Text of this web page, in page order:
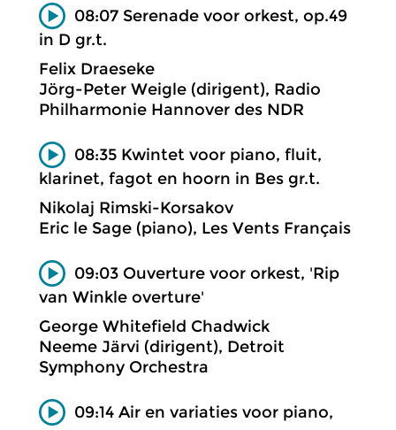
08:07 Serenade voor orkest, op.49
in D gr.t.
Felix Draeseke
Jörg-Peter Weigle (dirigent), Radio
Philharmonie Hannover des NDR
08:35 Kwintet voor piano, fluit,
klarinet, fagot en hoorn in Bes gr.t.
Nikolaj Rimski-Korsakov
Eric le Sage (piano), Les Vents Français
09:03 Ouverture voor orkest, 'Rip
van Winkle overture'
George Whitefield Chadwick
Neeme Järvi (dirigent), Detroit
Symphony Orchestra
09:14 Air en variaties voor piano,